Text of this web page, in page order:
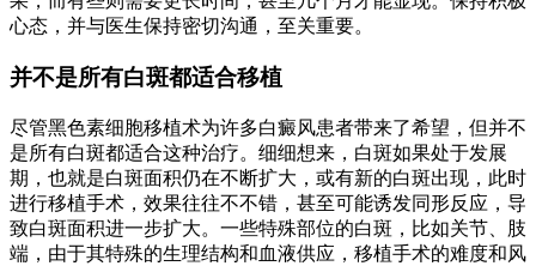
心态，并与医生保持密切沟通，至关重要。
并不是所有白斑都适合移植
尽管黑色素细胞移植术为许多白癜风患者带来了希望，但并不
是所有白斑都适合这种治疗。细细想来，白斑如果处于发展
期，也就是白斑面积仍在不断扩大，或有新的白斑出现，此时
进行移植手术，效果往往不不错，甚至可能诱发同形反应，导
致白斑面积进一步扩大。一些特殊部位的白斑，比如关节、肢
端，由于其特殊的生理结构和血液供应，移植手术的难度和风